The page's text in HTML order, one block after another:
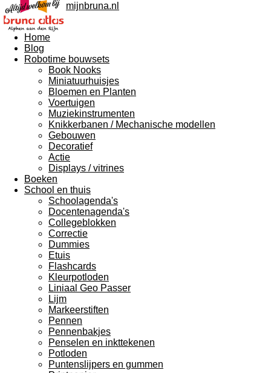
mijnbruna.nl
Home
Blog
Robotime bouwsets
Book Nooks
Miniatuurhuisjes
Bloemen en Planten
Voertuigen
Muziekinstrumenten
Knikkerbanen / Mechanische modellen
Gebouwen
Decoratief
Actie
Displays / vitrines
Boeken
School en thuis
Schoolagenda's
Docentenagenda's
Collegeblokken
Correctie
Dummies
Etuis
Flashcards
Kleurpotloden
Liniaal Geo Passer
Lijm
Markeerstiften
Pennen
Pennenbakjes
Penselen en inkttekenen
Potloden
Puntenslijpers en gummen